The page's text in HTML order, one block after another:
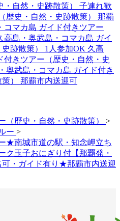
自然・史跡散策） 子連れ歓
歴史・自然・史跡散策） 那覇
コマカ島 ガイド付きツアー
高島・奥武島・コマカ島 ガイ
跡散策） 1人参加OK 久高
きツアー（歴史・自然・史
奥武島・コマカ島 ガイド付き
） 那覇市内送迎可
（歴史・自然・史跡散策） >
ー >
★南城市道の駅・知念岬立ち
ク玉子おにぎり付【那覇発・
可・ガイド有り★那覇市内送迎